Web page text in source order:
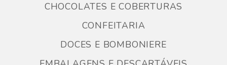
CHOCOLATES E COBERTURAS
CONFEITARIA
DOCES E BOMBONIERE